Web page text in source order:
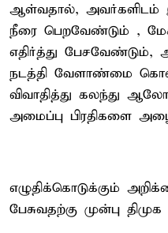
ஆள்வதால், அவர்களிடம்
நீரை பெறவேண்டும் ,
எதிர்த்து பேசவேண்டும்,
நடத்தி வேளாண்மை
விவாதித்து கலந்து
அமைப்பு பிரதிகளை
எழுதிக்கொடுக்கும்
பேசுவதற்கு முன்பு